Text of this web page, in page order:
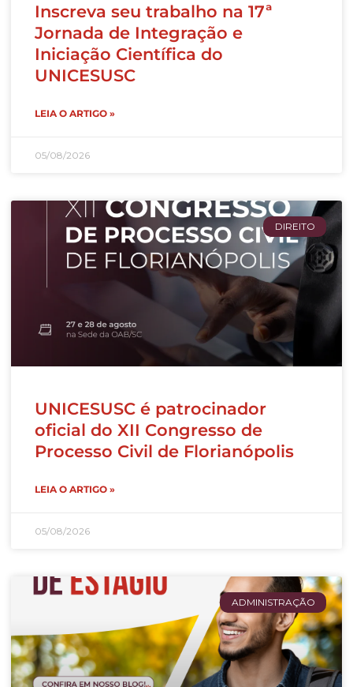
Inscreva seu trabalho na 17ª
Jornada de Integração e
Iniciação Científica do
UNICESUSC
LEIA O ARTIGO »
05/08/2026
DIREITO
UNICESUSC é patrocinador
oficial do XII Congresso de
Processo Civil de Florianópolis
LEIA O ARTIGO »
05/08/2026
ADMINISTRAÇÃO